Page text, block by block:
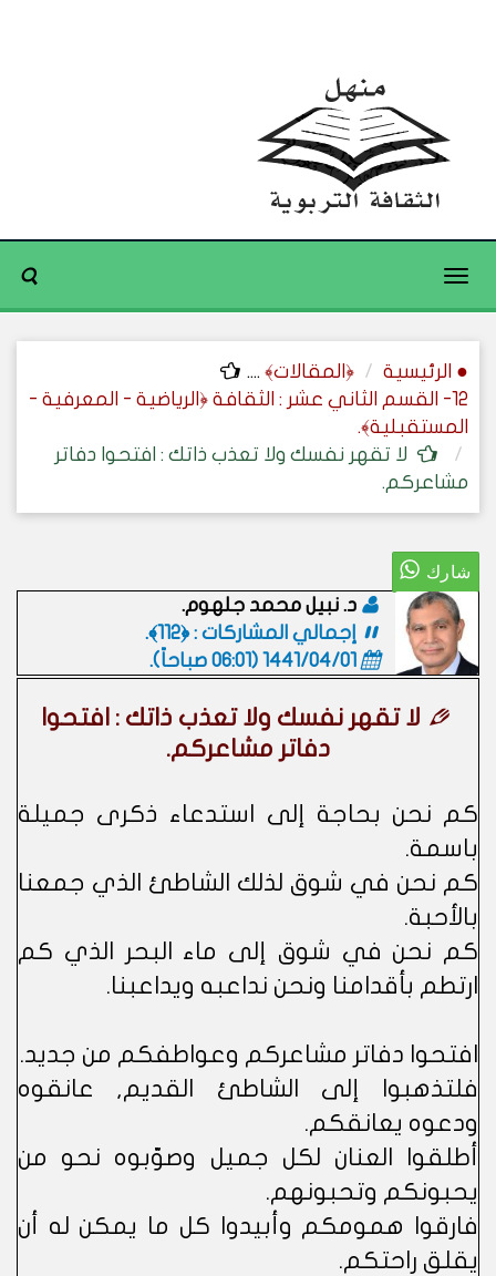
Toggle
● الرئيسية ﴿المقالات﴾ ....
12- القسم الثاني عشر : الثقافة ﴿الرياضية - المعرفية -
المستقبلية﴾.
لا تقهر نفسك ولا تعذب ذاتك : افتحوا دفاتر
مشاعركم.
د. نبيل محمد جلهوم.
إجمالي المشاركات : ﴿112﴾.
1441/04/01 (06:01 صباحاً)
.
لا تقهر نفسك ولا تعذب ذاتك : افتحوا
دفاتر مشاعركم.
كم نحن بحاجة إلى استدعاء ذكرى جميلة
باسمة.
كم نحن في شوق لذلك الشاطئ الذي جمعنا
بالأحبة.
كم نحن في شوق إلى ماء البحر الذي كم
ارتطم بأقدامنا ونحن نداعبه ويداعبنا.
افتحوا دفاتر مشاعركم وعواطفكم من جديد.
فلتذهبوا إلى الشاطئ القديم, عانقوه
ودعوه يعانقكم.
أطلقوا العنان لكل جميل وصوّبوه نحو من
يحبونكم وتحبونهم.
فارقوا همومكم وأبيدوا كل ما يمكن له أن
يقلق راحتكم.